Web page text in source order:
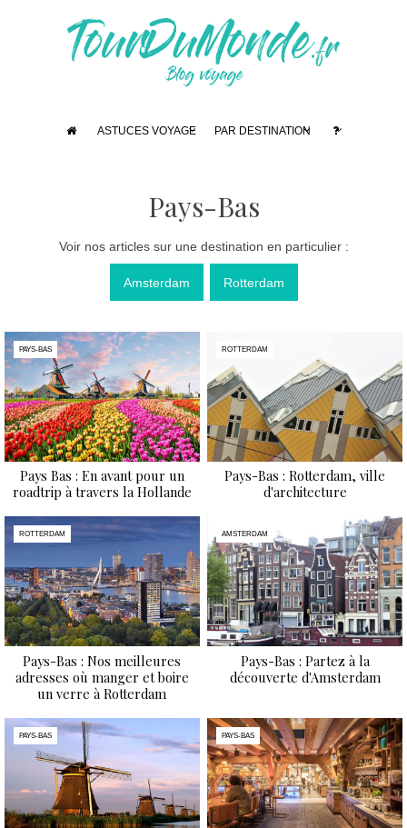
ASTUCES VOYAGE PAR DESTINATION
Pays-Bas
Voir nos articles sur une destination en particulier :
Amsterdam Rotterdam
PAYS-BAS
Pays Bas : En avant pour un
roadtrip à travers la Hollande
ROTTERDAM
Pays-Bas : Rotterdam, ville
d'architecture
ROTTERDAM
Pays-Bas : Nos meilleures
adresses où manger et boire
un verre à Rotterdam
AMSTERDAM
Pays-Bas : Partez à la
découverte d'Amsterdam
PAYS-BAS PAYS-BAS